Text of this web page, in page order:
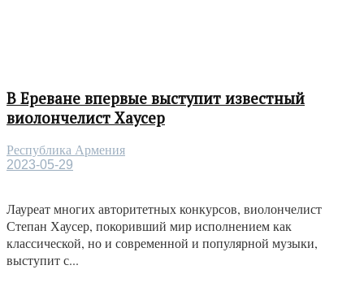
В Ереване впервые выступит известный
виолончелист Хаусер
Республика Армения
2023-05-29
Лауреат многих авторитетных конкурсов, виолончелист
Степан Хаусер, покоривший мир исполнением как
классической, но и современной и популярной музыки,
выступит с...